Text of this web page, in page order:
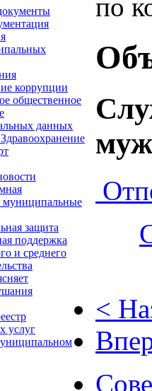
коррупции
общественное
данных
муниципальные
защита
поддержка
и среднего
услуг
по
<